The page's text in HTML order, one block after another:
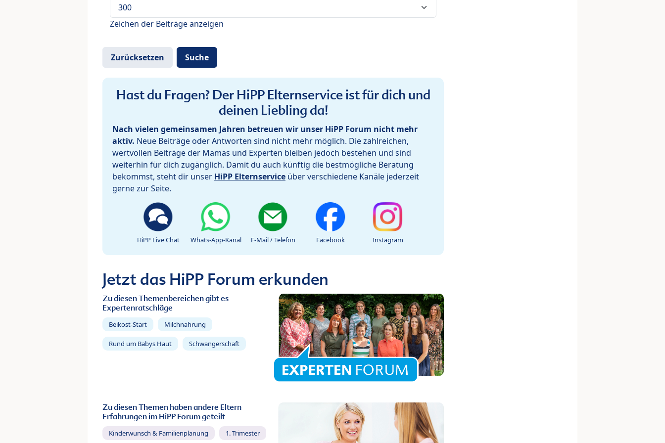
Zeichen der Beiträge anzeigen
Hast du Fragen? Der HiPP Elternservice ist für dich und
deinen Liebling da!
Nach vielen gemeinsamen Jahren betreuen wir unser HiPP Forum nicht mehr
aktiv. Neue Beiträge oder Antworten sind nicht mehr möglich. Die zahlreichen,
wertvollen Beiträge der Mamas und Experten bleiben jedoch bestehen und sind
weiterhin für dich zugänglich. Damit du auch künftig die bestmögliche Beratung
bekommst, steht dir unser HiPP Elternservice über verschiedene Kanäle jederzeit
gerne zur Seite.
HiPP Live Chat Whats-App-Kanal E-Mail / Telefon Facebook Instagram
Jetzt das HiPP Forum erkunden
Zu diesen Themenbereichen gibt es
Expertenratschläge
Beikost-Start Milchnahrung
Rund um Babys Haut Schwangerschaft
Zu diesen Themen haben andere Eltern
Erfahrungen im HiPP Forum geteilt
Kinderwunsch & Familienplanung 1. Trimester